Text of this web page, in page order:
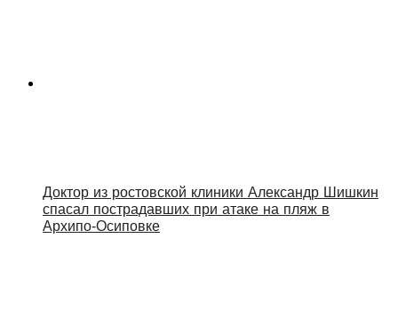
Доктор из ростовской клиники Александр Шишкин
спасал пострадавших при атаке на пляж в
Архипо‑Осиповке